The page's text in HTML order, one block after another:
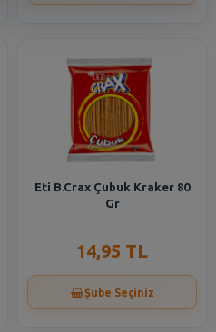
Eti B.Crax Çubuk Kraker 80
Gr
14,95 TL
Şube Seçiniz